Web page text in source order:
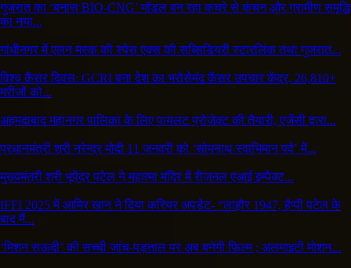
गुजरात का ‘बनास BIO-CNG’ मॉडल बन रहा कचरे से कंचन और ग्रामीण समृद्धि
का नया...
गांधीनगर में एलन मस्क की स्पेस एक्स की सब्सिडियरी स्टारलिंक तथा गुजरात...
विश्व कैंसर दिवस: GCRI बना देश का भरोसेमंद कैंसर उपचार केंद्र, 26,810+
मरीजों को...
अहमदाबाद महानगर पालिका के लिए पायलट प्रोजेक्ट की तैयारी, एजेंसी द्वारा...
प्रधानमंत्री श्री नरेन्द्र मोदी 11 जनवरी को ‘सोमनाथ स्वाभिमान पर्व’ में...
मुख्यमंत्री श्री भूपेंद्र पटेल ने महात्मा मंदिर में रीजनल एआई इम्पैक्ट...
IFFI 2025 में आमिर खान ने दिया करियर अपडेट- “लाहौर 1947, हैप्पी पटेल के
बाद मैं...
‘मिशन सऊदी’ की सच्ची जांच-पड़ताल पर अब बनेगी फ़िल्म ; अलमाइटी मोशन...